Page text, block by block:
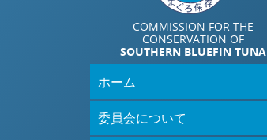
COMMISSION FOR THE
CONSERVATION OF
SOUTHERN BLUEFIN TUNA
ホーム
委員会について